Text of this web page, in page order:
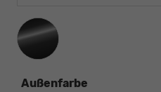
Außenfarbe